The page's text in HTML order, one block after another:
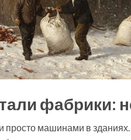
фабрики:
просто машинами в